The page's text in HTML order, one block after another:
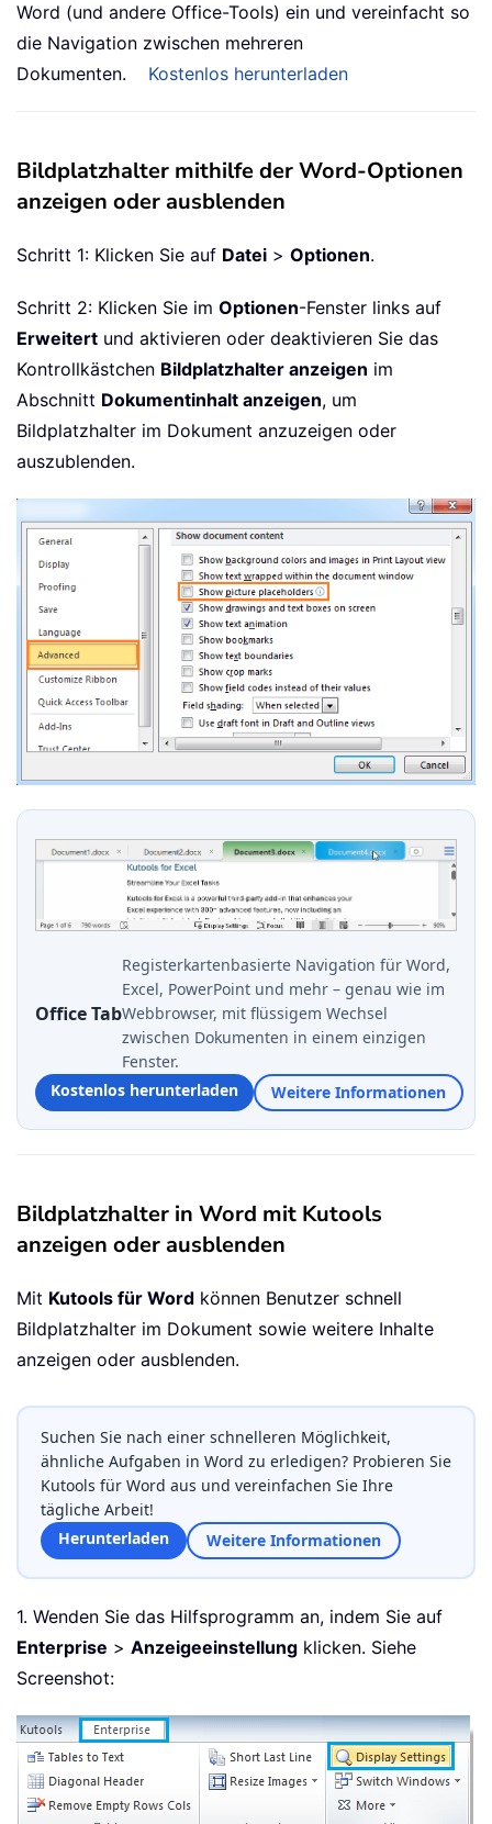
Word (und andere Office-Tools) ein und vereinfacht so
die Navigation zwischen mehreren
Dokumenten.
Kostenlos herunterladen
Bildplatzhalter mithilfe der Word-Optionen
anzeigen oder ausblenden
Schritt 1: Klicken Sie auf Datei > Optionen.
Schritt 2: Klicken Sie im Optionen-Fenster links auf
Erweitert und aktivieren oder deaktivieren Sie das
Kontrollkästchen Bildplatzhalter anzeigen im
Abschnitt Dokumentinhalt anzeigen, um
Bildplatzhalter im Dokument anzuzeigen oder
auszublenden.
Office Tab
Registerkartenbasierte Navigation für Word,
Excel, PowerPoint und mehr – genau wie im
Webbrowser, mit flüssigem Wechsel
zwischen Dokumenten in einem einzigen
Fenster.
Kostenlos herunterladen
Weitere Informationen
Bildplatzhalter in Word mit Kutools
anzeigen oder ausblenden
Mit Kutools für Word können Benutzer schnell
Bildplatzhalter im Dokument sowie weitere Inhalte
anzeigen oder ausblenden.
Suchen Sie nach einer schnelleren Möglichkeit,
ähnliche Aufgaben in Word zu erledigen? Probieren Sie
Kutools für Word aus und vereinfachen Sie Ihre
tägliche Arbeit!
Herunterladen
Weitere Informationen
1. Wenden Sie das Hilfsprogramm an, indem Sie auf
Enterprise > Anzeigeeinstellung klicken. Siehe
Screenshot: